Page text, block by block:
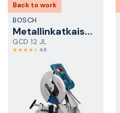
Back to work
BOSCH
Metallinkatkaisusaha
GCD 12 JL
4,8